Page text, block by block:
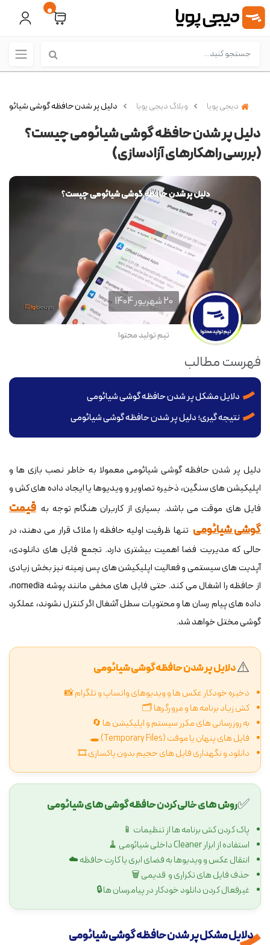
0
دیجی پویا وبلاگ دیجی پویا دلیل پر شدن حافظه گوشی
دلیل پر شدن حافظه گوشی شیائومی چیست؟
(بررسی راهکارهای آزادسازی)
20 شهریور 1404
تیم تولید محتوا
فهرست مطالب
دلایل مشکل پر شدن حافظه گوشی شیائومی
نتیجه گیری؛ دلیل پر شدن حافظه گوشی شیائومی
دلیل پر شدن حافظه گوشی شیائومی معمولا به خاطر نصب بازی ها و
اپلیکیشن های سنگین، ذخیره تصاویر و ویدیوها یا ایجاد داده های کش و
فایل های موقت می باشد. بسیاری از کاربران هنگام توجه به قیمت
گوشی شیائومی تنها ظرفیت اولیه حافظه را ملاک قرار می دهند، در
حالی که مدیریت فضا اهمیت بیشتری دارد. تجمع فایل های دانلودی،
آپدیت های سیستمی و فعالیت اپلیکیشن های پس زمینه نیز بخش زیادی
از حافظه را اشغال می کند. حتی فایل های مخفی مانند پوشه nomedia،
داده های پیام رسان ها و محتویات سطل آشغال اگر کنترل نشوند، عملکرد
گوشی مختل خواهد شد.
⚠️دلایل پر شدن حافظه گوشی شیائومی
ذخیره خودکار عکس ها و ویدیوهای واتساپ و تلگرام 📸
کش زیاد برنامه ها و مرورگرها 🗂️
به روزرسانی های مکرر سیستم و اپلیکیشن ها 🔄
فایل های پنهان یا موقت (Temporary Files) 🕳️
دانلود و نگهداری فایل های حجیم بدون پاکسازی 🎞️
✅روش های خالی کردن حافظه گوشی های شیائومی
پاک کردن کش برنامه ها از تنظیمات 📱
استفاده از ابزار Cleaner داخلی شیائومی 🧹
انتقال عکس و ویدیوها به فضای ابری یا کارت حافظه ☁️
حذف فایل های تکراری و قدیمی 🗑️
غیرفعال کردن دانلود خودکار در پیامرسان ها 🔒
دلایل مشکل پر شدن حافظه گوشی شیائومی